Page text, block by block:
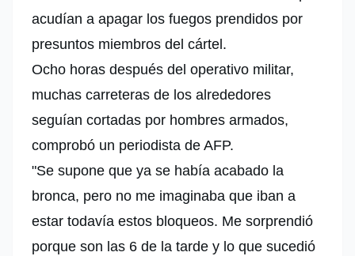
acudían a apagar los fuegos prendidos por
presuntos miembros del cártel.
Ocho horas después del operativo militar,
muchas carreteras de los alrededores
seguían cortadas por hombres armados,
comprobó un periodista de AFP.
"Se supone que ya se había acabado la
bronca, pero no me imaginaba que iban a
estar todavía estos bloqueos. Me sorprendió
porque son las 6 de la tarde y lo que sucedió